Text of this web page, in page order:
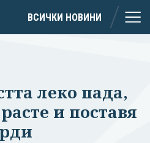
ВСИЧКИ НОВИНИ
леко пада,
и поставя